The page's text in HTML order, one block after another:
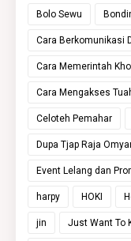
Bolo Sewu
Cara Berkomunikasi
Cara Memerintah
Cara Mengakses
Celoteh Pemahar
Dupa Tjap Raja
Event Lelang dan
harpy HOKI
jin Just Want To